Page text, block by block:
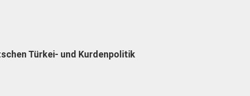
Türkei- und Kurdenpolitik